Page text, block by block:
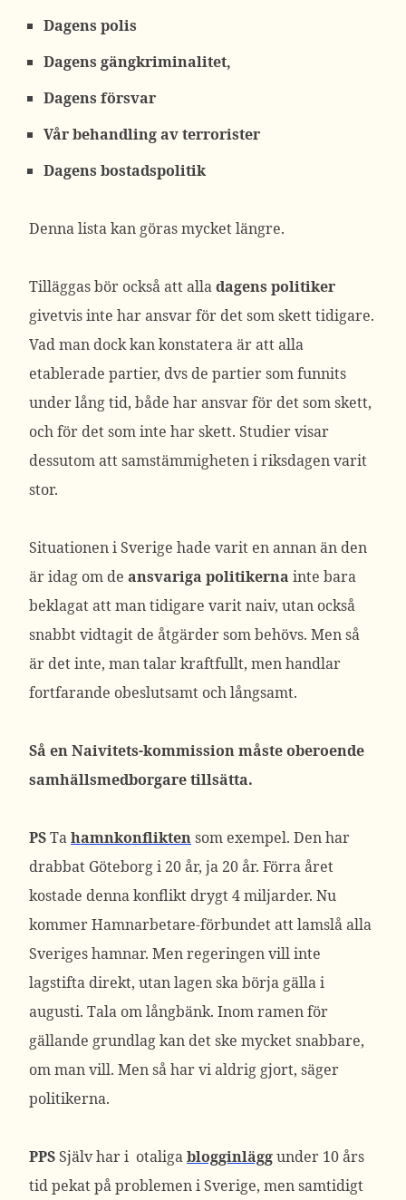
Dagens polis
Dagens gängkriminalitet,
Dagens försvar
Vår behandling av terrorister
Dagens bostadspolitik
Denna lista kan göras mycket längre.
Tilläggas bör också att alladagens politiker
givetvis inte har ansvar för det som skett tidigare.
Vad man dock kan konstatera är att alla
etablerade partier, dvs de partier som funnits
under lång tid, både har ansvar för det som skett,
och för det som inte har skett. Studier visar
dessutom att samstämmigheten i riksdagen varit
stor.
Situationen i Sverige hade varit en annan än den
är idag om de ansvariga politikerna inte bara
beklagat att man tidigare varit naiv, utan också
snabbt vidtagit de åtgärder som behövs. Men så
är det inte, man talar kraftfullt, men handlar
fortfarande obeslutsamt och långsamt.
Så en Naivitets-kommission måste oberoende
samhällsmedborgare tillsätta.
PSTahamnkonfliktensom exempel. Den har
drabbat Göteborg i 20 år, ja 20 år. Förra året
kostade denna konflikt drygt 4 miljarder. Nu
kommer Hamnarbetare-förbundet att lamslå alla
Sveriges hamnar. Men regeringen vill inte
lagstifta direkt, utan lagen ska börja gälla i
augusti. Tala om långbänk. Inom ramen för
gällande grundlag kan det ske mycket snabbare,
om man vill. Men så har vi aldrig gjort, säger
politikerna.
PPSSjälv har i otaligablogginläggunder 10 års
tid pekat på problemen i Sverige, men samtidigt